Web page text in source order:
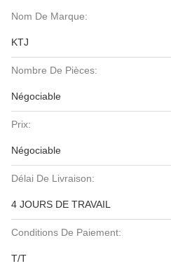
Nom De Marque:
KTJ
Nombre De Pièces:
Négociable
Prix:
Négociable
Délai De Livraison:
4 JOURS DE TRAVAIL
Conditions De Paiement:
T/T